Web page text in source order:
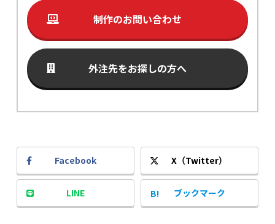
制作のお問い合わせ
外注先をお探しの方へ
Facebook X（Twitter）
LINE ブックマーク